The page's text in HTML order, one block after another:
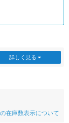
詳しく見る
在庫数表示について